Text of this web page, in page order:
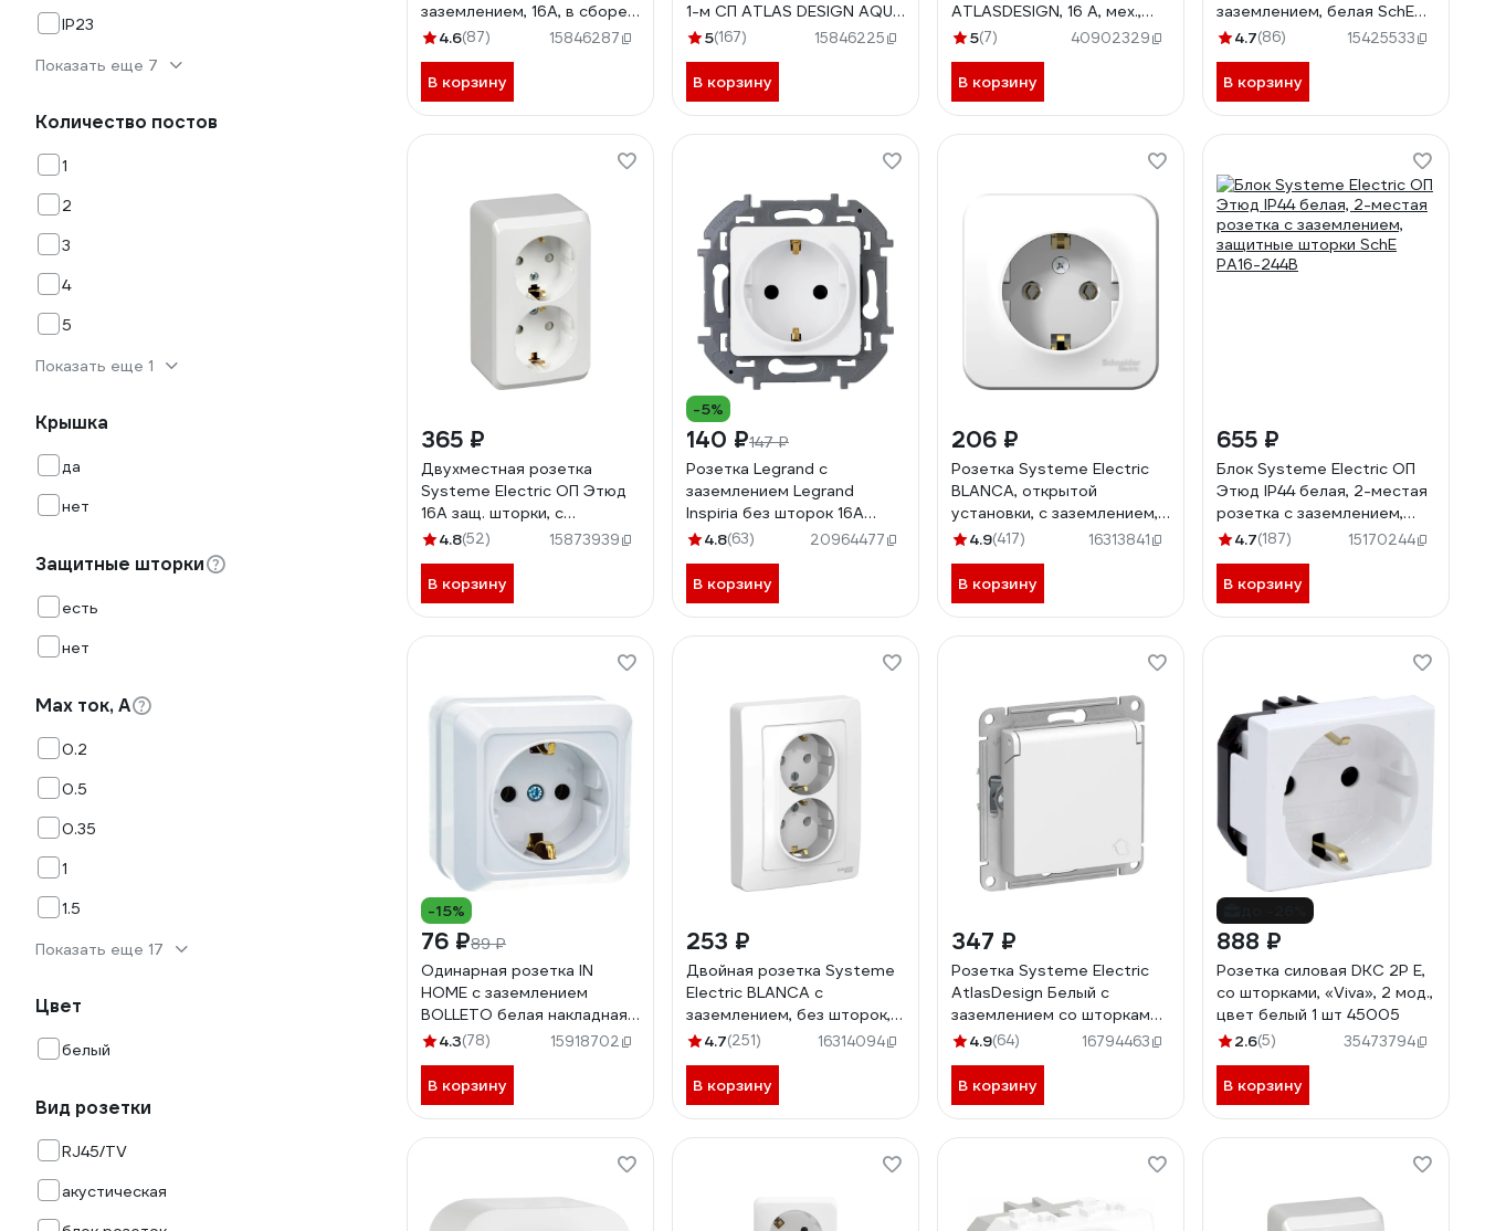
IP23
Показать еще 7
Количество постов
1
2
3
4
5
Показать еще 1
Крышка
да
нет
Защитные шторки
есть
нет
Max ток, А
0.2
0.5
0.35
1
1.5
Показать еще 17
Цвет
белый
Вид розетки
RJ45/TV
акустическая
заземлением, 16А, в сборе,
белая ATN000124 1240135
4.6(87) 15846287
В корзину
1-м СП ATLAS DESIGN AQUA
16А IP44 бел. 1240175
5(167) 15846225
В корзину
ATLASDESIGN, 16 А, мех.,
быстрозажимная клемма,
5(7) 40902329
В корзину
заземлением, белая SchE
GSL000143
4.7(86) 15425533
В корзину
365 ₽
Двухместная розетка
Systeme Electric ОП Этюд
16А защ. шторки, с
заземлением, белая PA16-
4.8(52) 15873939
В корзину
-5%
140 ₽147 ₽
Розетка Legrand с
заземлением Legrand
Inspiria без шторок 16А
250В винтовые зажимы
4.8(63) 20964477
В корзину
206 ₽
Розетка Systeme Electric
BLANCA, открытой
установки, с заземлением,
без шторок, белый
4.9(417) 16313841
В корзину
655 ₽
Блок Systeme Electric ОП
Этюд IP44 белая, 2-местая
розетка с заземлением,
защитные шторки SchE
4.7(187) 15170244
В корзину
-15%
76 ₽89 ₽
Одинарная розетка IN
HOME с заземлением
BOLLETO белая накладная
7028 4680005959792
4.3(78) 15918702
В корзину
253 ₽
Двойная розетка Systeme
Electric BLANCA с
заземлением, без шторок,
БЕЛЫЙ BLNRS001021
4.7(251) 16314094
В корзину
347 ₽
Розетка Systeme Electric
AtlasDesign Белый с
заземлением со шторками
с крышкой, 16А, IP20
4.9(64) 16794463
В корзину
888 ₽
Розетка силовая DKC 2Р Е,
со шторками, «Viva», 2 мод.,
цвет белый 1 шт 45005
2.6(5) 35473794
В корзину